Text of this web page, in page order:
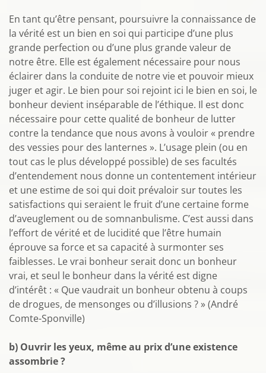
En tant qu’être pensant, poursuivre la connaissance de
la vérité est un bien en soi qui participe d’une plus
grande perfection ou d’une plus grande valeur de
notre être. Elle est également nécessaire pour nous
éclairer dans la conduite de notre vie et pouvoir mieux
juger et agir. Le bien pour soi rejoint ici le bien en soi, le
bonheur devient inséparable de l’éthique. Il est donc
nécessaire pour cette qualité de bonheur de lutter
contre la tendance que nous avons à vouloir « prendre
des vessies pour des lanternes ». L’usage plein (ou en
tout cas le plus développé possible) de ses facultés
d’entendement nous donne un contentement intérieur
et une estime de soi qui doit prévaloir sur toutes les
satisfactions qui seraient le fruit d’une certaine forme
d’aveuglement ou de somnanbulisme. C’est aussi dans
l’effort de vérité et de lucidité que l’être humain
éprouve sa force et sa capacité à surmonter ses
faiblesses. Le vrai bonheur serait donc un bonheur
vrai, et seul le bonheur dans la vérité est digne
d’intérêt : « Que vaudrait un bonheur obtenu à coups
de drogues, de mensonges ou d’illusions ? » (André
Comte-Sponville)
b) Ouvrir les yeux, même au prix d’une existence
assombrie ?